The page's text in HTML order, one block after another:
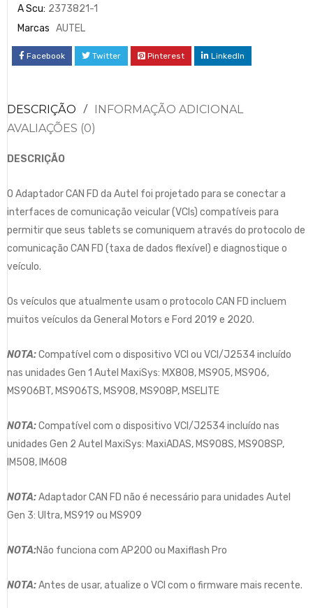
A Scu: 2373821-1
Marcas AUTEL
Facebook Twitter Pinterest LinkedIn
DESCRIÇÃO
INFORMAÇÃO ADICIONAL
AVALIAÇÕES (0)
DESCRIÇÃO
O Adaptador CAN FD da Autel foi projetado para se conectar a
interfaces de comunicação veicular (VCIs) compatíveis para
permitir que seus tablets se comuniquem através do protocolo de
comunicação CAN FD (taxa de dados flexível) e diagnostique o
veículo.
Os veículos que atualmente usam o protocolo CAN FD incluem
muitos veículos da General Motors e Ford 2019 e 2020.
NOTA:Compatível com o dispositivo VCI ou VCI/J2534 incluído
nas unidades Gen 1 Autel MaxiSys: MX808, MS905, MS906,
MS906BT, MS906TS, MS908, MS908P, MSELITE
NOTA:Compatível com o dispositivo VCI/J2534 incluído nas
unidades Gen 2 Autel MaxiSys: MaxiADAS, MS908S, MS908SP,
IM508, IM608
NOTA:Adaptador CAN FD não é necessário para unidades Autel
Gen 3: Ultra, MS919 ou MS909
NOTA:Não funciona com AP200 ou Maxiflash Pro
NOTA:Antes de usar, atualize o VCI com o firmware mais recente.